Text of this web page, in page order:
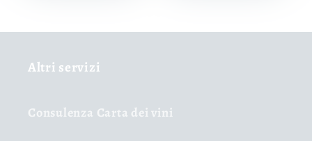
Altri servizi
Consulenza Carta dei vini